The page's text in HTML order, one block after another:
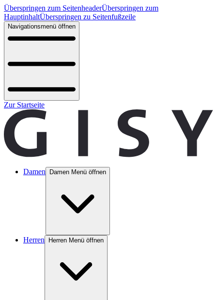
Überspringen zum SeitenheaderÜberspringen zum
HauptinhaltÜberspringen zu Seitenfußzeile
Navigationsmenü öffnen
Zur Startseite
Damen Damen Menü öffnen
Herren Herren Menü öffnen